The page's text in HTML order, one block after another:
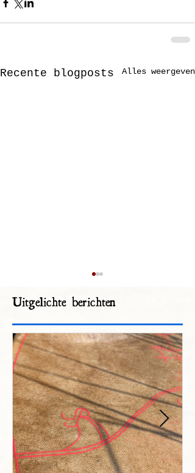
Recente blogposts Alles weergeven
De Lentezon
Uitgelichte berichten